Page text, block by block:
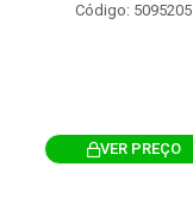
Código: 5095205
VER PREÇO